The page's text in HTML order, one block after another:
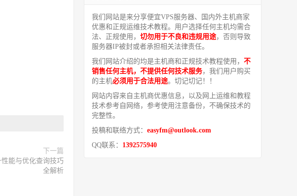
下一篇
能与优化查询技巧
全解析
我们网站是来分享便宜VPS服务器、国内外主机商家
优惠和正规运维技术教程。用户选择任何主机均需合
法、正规使用， 切勿用于不良和违规用途，否则导致
服务器IP被封或者承担相关法律责任。
我们网站介绍的均是主机商和正规技术教程使用， 不
销售任何主机，不提供任何技术服务，我们用户购买
的主机必须用于合法用途。切记切记！！
网站内容来自主机商优惠信息，以及网上运维和教程
技术参考自网络，参考使用注意备份，不确保技术的
完整性。
投稿和联络方式： easyfm@outlook.com
QQ联系： 1392575940